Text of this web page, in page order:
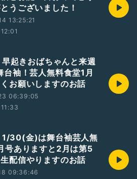
うございました！
13:25:21
12:01
起きおばちゃんと来週
袖！芸人無料食堂1月
お願いしますのお話
06:39:05
11:33
30(金)は舞台袖芸人無
号ありますと2月は第5
配信やりますのお話
09:36:46